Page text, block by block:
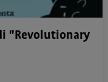
"Revolutionary